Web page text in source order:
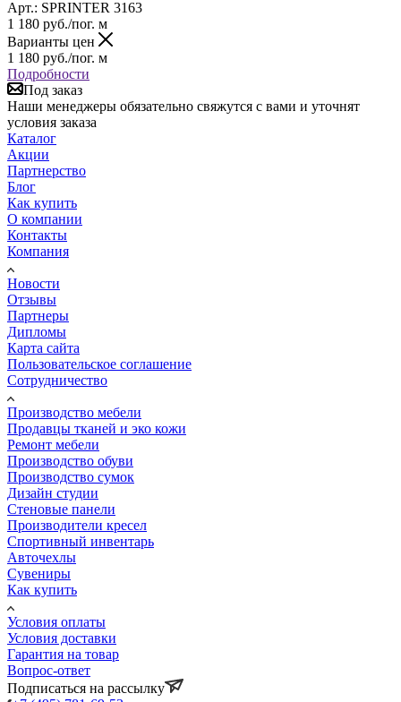
Арт.: SPRINTER 3163
1 180 руб./пог. м
Варианты цен
1 180 руб./пог. м
Подробности
Под заказ
Наши менеджеры обязательно свяжутся с вами и уточнят
условия заказа
Каталог
Акции
Партнерство
Блог
Как купить
О компании
Контакты
Компания
Новости
Отзывы
Партнеры
Дипломы
Карта сайта
Пользовательское соглашение
Сотрудничество
Производство мебели
Продавцы тканей и эко кожи
Ремонт мебели
Производство обуви
Производство сумок
Дизайн студии
Стеновые панели
Производители кресел
Спортивный инвентарь
Авточехлы
Сувениры
Как купить
Условия оплаты
Условия доставки
Гарантия на товар
Вопрос-ответ
Подписаться на рассылку